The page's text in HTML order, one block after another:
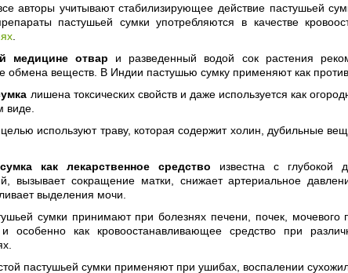
авторы учитывают стабилизирующее действие пастушьей
пастушьей сумки употребляются в качестве
медицине отвар и разведенный водой сок растения
обмена веществ. В Индии пастушью сумку применяют как
лишена токсических свойств и даже используется как
виде.
используют траву, которая содержит холин, дубильные
как лекарственное средство известна с глубокой
вызывает сокращение матки, снижает артериальное
выделения мочи.
сумки принимают при болезнях печени, почек, мочевого
и особенно как кровоостанавливающее средство при
пастушьей сумки применяют при ушибах, воспалении